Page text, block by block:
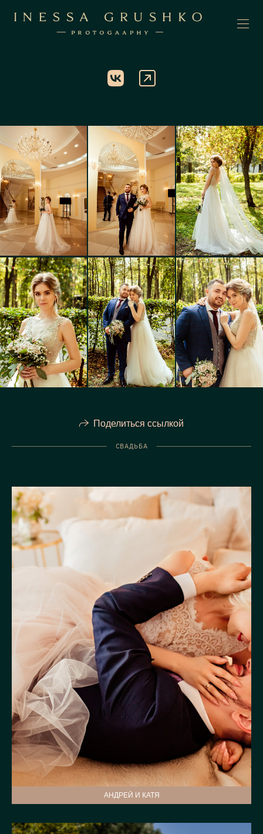
Поделиться ссылкой
СВАДЬБА
АНДРЕЙ И КАТЯ